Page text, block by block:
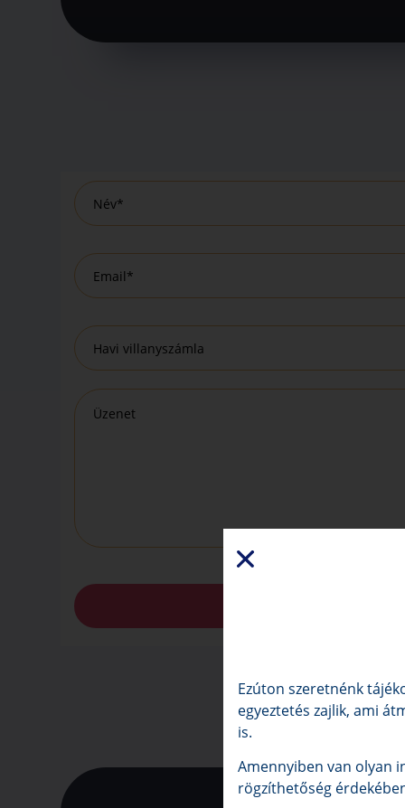
Ezúton szeretnénk
egyeztetés zajlik, ami
is.
Amennyiben van olyan
rögzíthetőség